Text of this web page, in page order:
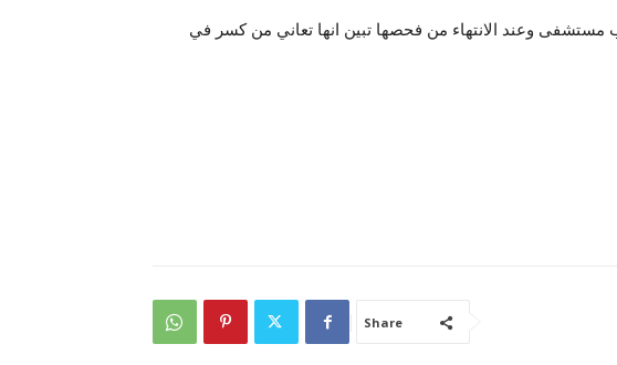
مستشفى وعند الانتهاء من فحصها تبين انها تعاني من كسر في
Share